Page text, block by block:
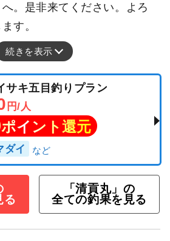
。是非来てください。よろ
す。
続きを表示
キ五目釣りプラン
円/人
ポイント還元
ダイ
る
「清貢丸」の
全ての釣果を見る